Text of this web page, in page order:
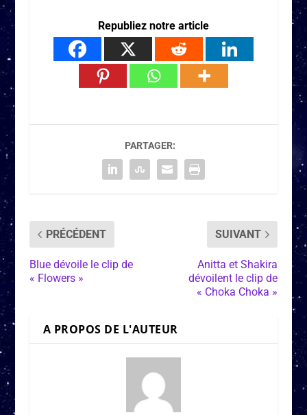
Republiez notre article
PARTAGER:
PRÉCÉDENT
Blue dévoile le clip de
« Flowers »
SUIVANT
Anitta et Shakira
dévoilent le clip de
« Choka Choka »
A PROPOS DE L'AUTEUR